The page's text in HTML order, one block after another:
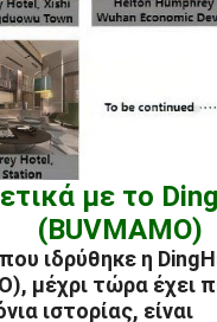
με το
(BUVMAMO)
ιδρύθηκε η
μέχρι τώρα έχει
ιστορίας, είναι